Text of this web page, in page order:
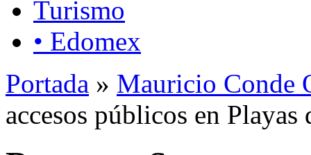
Turismo
• Edomex
Portada » Mauricio Conde
accesos públicos en Playas